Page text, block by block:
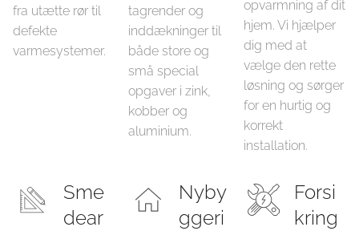
fra utætte rør til
defekte
varmesystemer.
tagrender og
inddækninger til
både store og
små special
opgaver i zink,
kobber og
aluminium.
opvarmning af dit
hjem. Vi hjælper
dig med at
vælge den rette
løsning og sørger
for en hurtig og
korrekt
installation.
Sme
dear
Nyby
ggeri
Forsi
kring